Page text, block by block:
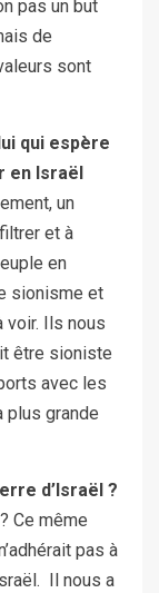
pas un but
de
sont
qui espère
en Israël
un
et à
en
sionisme et
voir. Ils nous
être sioniste
avec les
plus grande
d’Israël ?
Ce même
pas à
Il nous a